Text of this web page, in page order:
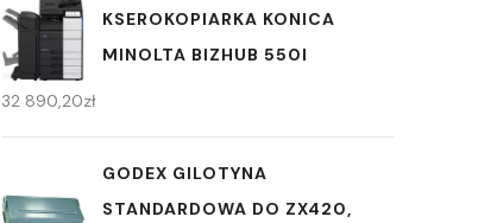
KSEROKOPIARKA KONICA
MINOLTA BIZHUB 550I
32 890,20zł
GODEX GILOTYNA
STANDARDOWA DO ZX420,